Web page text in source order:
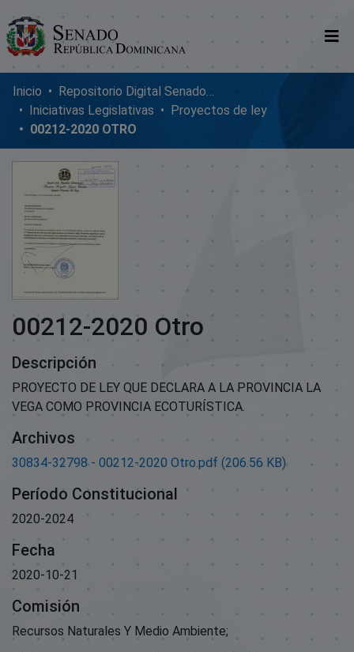
Comunidades
Glosario
Nosotros
Inicio
Repositorio Digital SenadoRD
Iniciativas Legislativas
Proyectos de ley
00212-2020 OTRO
00212-2020 Otro
Descripción
PROYECTO DE LEY QUE DECLARA A LA PROVINCIA LA
VEGA COMO PROVINCIA ECOTURÍSTICA.
Archivos
30834-32798 - 00212-2020 Otro.pdf (206.56 KB)
Período Constitucional
2020-2024
Fecha
2020-10-21
Comisión
Recursos Naturales Y Medio Ambiente;